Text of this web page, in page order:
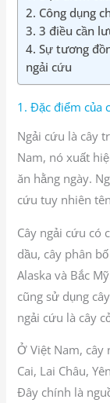
2. Công dụng
3. 3 điều cần
4. Sự tương
ngải cứu
1. Đặc điểm của
Ngải cứu là cây
Nam, nó xuất
ăn hằng ngày.
cứu tuy nhiên
Cây ngải cứu có
dầu, cây phân
Alaska và Bắc
cũng sử dụng
ngải cứu là cây
Ở Việt Nam,
Cai, Lai Châu,
Đây chính là